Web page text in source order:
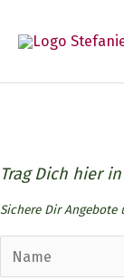
Inhalt
Trag Dich hier
Sichere Dir